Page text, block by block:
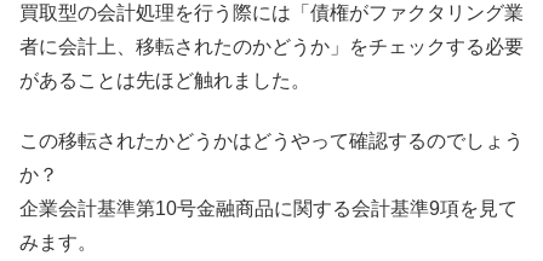
買取型の会計処理を行う際には「債権がファクタリング業
者に会計上、移転されたのかどうか」をチェックする必要
があることは先ほど触れました。
この移転されたかどうかはどうやって確認するのでしょう
か？
企業会計基準第10号金融商品に関する会計基準9項を見て
みます。